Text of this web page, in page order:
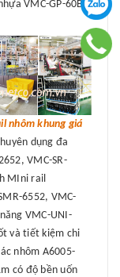
VMC-GP-60B
nhôm khung giá
dụng đa
VMC-SR-
MIni rail
6552, VMC-
VMC-UNI-
và tiết kiệm chi
nhôm A6005-
có độ bền uốn